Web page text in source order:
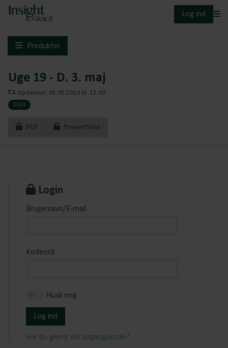
Log ind
Produkter
Uge 19 - D. 3. maj
Opdateret: 03.05.2024 kl. 12:00
2024
PDF PowerPoint
Login
Brugernavn/E-mail
Kodeord
Husk mig
Log ind
Har du glemt din adgangskode?